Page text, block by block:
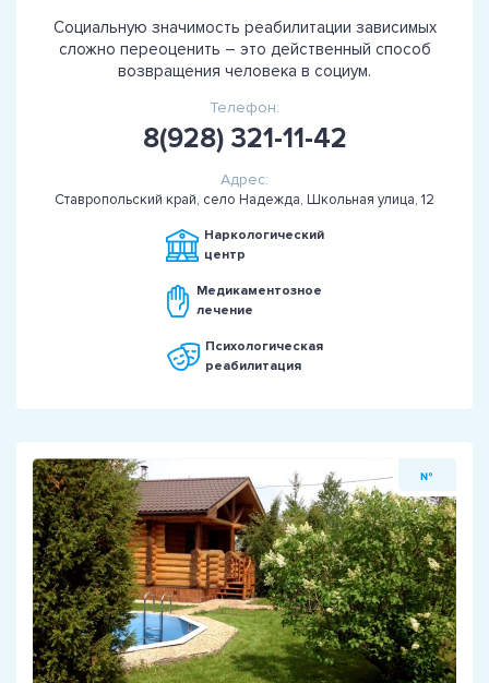
Социальную значимость реабилитации зависимых
сложно переоценить – это действенный способ
возвращения человека в социум.
Телефон:
8(928) 321-11-42
Адрес:
Ставропольский край, село Надежда, Школьная улица, 12
Наркологический
центр
Медикаментозное
лечение
Психологическая
реабилитация
№